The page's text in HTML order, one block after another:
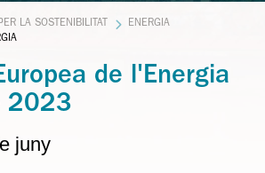
LA SOSTENIBILITAT
ENERGIA
de l'Energia
2023
juny